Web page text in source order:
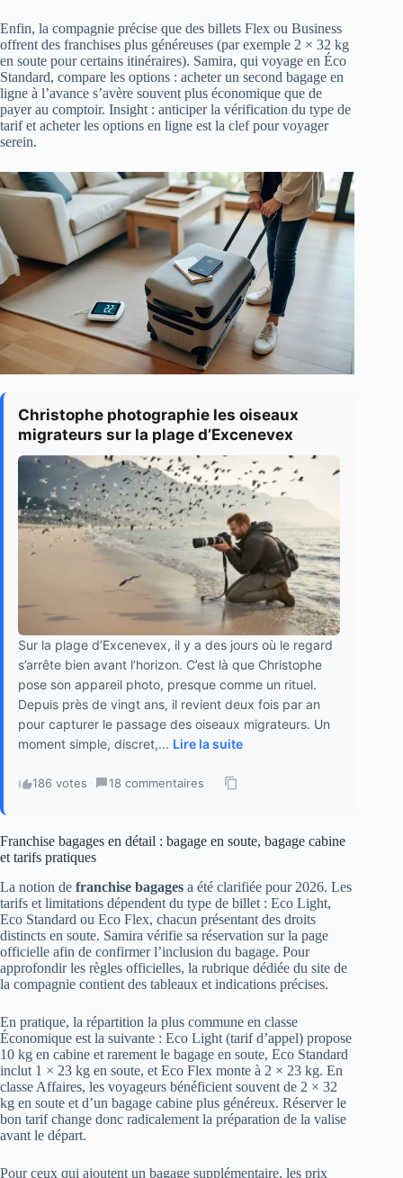
Enfin, la compagnie précise que des billets Flex ou Business
offrent des franchises plus généreuses (par exemple 2 × 32 kg
en soute pour certains itinéraires). Samira, qui voyage en Éco
Standard, compare les options : acheter un second bagage en
ligne à l’avance s’avère souvent plus économique que de
payer au comptoir. Insight : anticiper la vérification du type de
tarif et acheter les options en ligne est la clef pour voyager
serein.
Christophe photographie les oiseaux
migrateurs sur la plage d’Excenevex
Sur la plage d’Excenevex, il y a des jours où le regard
s’arrête bien avant l’horizon. C’est là que Christophe
pose son appareil photo, presque comme un rituel.
Depuis près de vingt ans, il revient deux fois par an
pour capturer le passage des oiseaux migrateurs. Un
moment simple, discret,... Lire la suite
186 votes · 18 commentaires ·
Franchise bagages en détail : bagage en soute, bagage cabine
et tarifs pratiques
La notion de franchise bagages a été clarifiée pour 2026. Les
tarifs et limitations dépendent du type de billet : Eco Light,
Eco Standard ou Eco Flex, chacun présentant des droits
distincts en soute. Samira vérifie sa réservation sur la page
officielle afin de confirmer l’inclusion du bagage. Pour
approfondir les règles officielles, la rubrique dédiée du site de
la compagnie contient des tableaux et indications précises.
En pratique, la répartition la plus commune en classe
Économique est la suivante : Eco Light (tarif d’appel) propose
10 kg en cabine et rarement le bagage en soute, Eco Standard
inclut 1 × 23 kg en soute, et Eco Flex monte à 2 × 23 kg. En
classe Affaires, les voyageurs bénéficient souvent de 2 × 32
kg en soute et d’un bagage cabine plus généreux. Réserver le
bon tarif change donc radicalement la préparation de la valise
avant le départ.
Pour ceux qui ajoutent un bagage supplémentaire, les prix